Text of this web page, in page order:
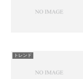
トレンド